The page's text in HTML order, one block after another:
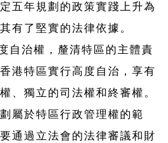
五年規劃的政策實踐上升為
有了堅實的法律依據。
自治權，釐清特區的主體責
港特區實行高度自治，享有
、獨立的司法權和終審權。
屬於特區行政管理權的範
通過立法會的法律審議和財